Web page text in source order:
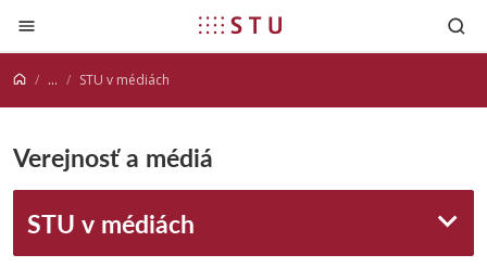
Prejsť na obsah
... STU v médiách
Verejnosť a médiá
STU v médiách